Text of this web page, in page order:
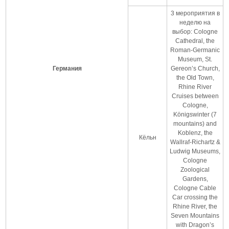
Германия
Кёльн
3 мероприятия в
неделю на
выбор: Cologne
Cathedral, the
Roman-Germanic
Museum, St.
Gereon’s Church,
the Old Town,
Rhine River
Cruises between
Cologne,
Königswinter (7
mountains) and
Koblenz, the
Wallraf-Richartz &
Ludwig Museums,
Cologne
Zoological
Gardens,
Cologne Cable
Car crossing the
Rhine River, the
Seven Mountains
with Dragon’s